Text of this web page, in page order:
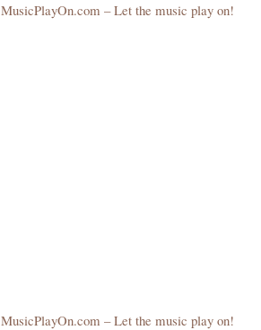
MusicPlayOn.com – Let the music play on!
MusicPlayOn.com – Let the music play on!